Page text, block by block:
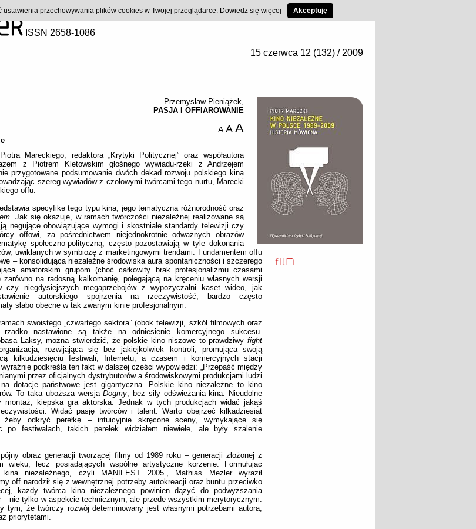
ISSN 2658-1086
15 czerwca 12 (132) / 2009
Przemysław Pieniążek,
PASJA I OFFIAROWANIE
A A A
Mareckiego, redaktora „Krytyki Politycznej” oraz współautora
z Piotrem Kletowskim głośnego wywiadu-rzeki z Andrzejem
przygotowane podsumowanie dwóch dekad rozwoju polskiego kina
szereg wywiadów z czołowymi twórcami tego nurtu, Marecki
offu.
specyfikę tego typu kina, jego tematyczną różnorodność oraz
. Jak się okazuje, w ramach twórczości niezależnej realizowane są
negujące obowiązujące wymogi i skostniałe standardy telewizji czy
offowi, za pośrednictwem niejednokrotnie odważnych obrazów
społeczno-polityczną, często pozostawiają w tyle dokonania
uwikłanych w symbiozę z marketingowymi trendami. Fundamentem offu
– konsolidująca niezależne środowiska aura spontaniczności i szczerego
amatorskim grupom (choć całkowity brak profesjonalizmu czasami
na radosną kalkomanię, polegającą na kręceniu własnych wersji
czy niegdysiejszych megaprzebojów z wypożyczalni kaset wideo, jak
autorskiego spojrzenia na rzeczywistość, bardzo często
słabo obecne w tak zwanym kinie profesjonalnym.
swoistego „czwartego sektora” (obok telewizji, szkół filmowych oraz
rzadko nastawione są także na odniesienie komercyjnego sukcesu.
Laksy, można stwierdzić, że polskie kino niszowe to prawdziwy fight
rozwijająca się bez jakiejkolwiek kontroli, promująca swoją
kilkudziesięciu festiwali, Internetu, a czasem i komercyjnych stacji
podkreśla ten fakt w dalszej części wypowiedzi: „Przepaść między
przez oficjalnych dystrybutorów a środowiskowymi produkcjami ludzi
dotacje państwowe jest gigantyczna. Polskie kino niezależne to kino
To taka uboższa wersjaDogmy, bez siły odświeżania kina. Nieudolne
montaż, kiepska gra aktorska. Jednak w tych produkcjach widać jakąś
Widać pasję twórców i talent. Warto obejrzeć kilkadziesiąt
żeby odkryć perełkę – intuicyjnie skręcone sceny, wymykające się
po festiwalach, takich perełek widziałem niewiele, ale były szalenie
obraz generacji tworzącej filmy od 1989 roku – generacji złożonej z
wieku, lecz posiadających wspólne artystyczne korzenie. Formułując
kina niezależnego, czyli MANIFEST 2005”, Mathias Mezler wyraził
off narodził się z wewnętrznej potrzeby autokreacji oraz buntu przeciwko
każdy twórca kina niezależnego powinien dążyć do podwyższania
– nie tylko w aspekcie technicznym, ale przede wszystkim merytorycznym.
tym, że twórczy rozwój determinowany jest własnymi potrzebami autora,
priorytetami.
przechowywania plików cookies w Twojej przeglądarce. Dowiedz się więcej Akceptuję